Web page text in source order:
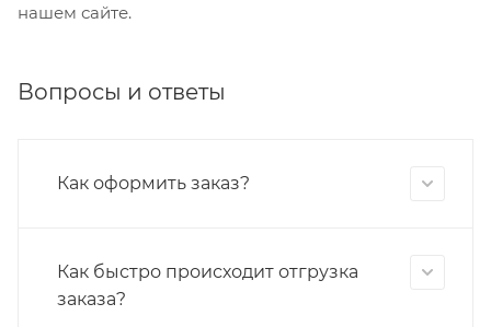
нашем сайте.
Вопросы и ответы
Как оформить заказ?
Как быстро происходит отгрузка
заказа?